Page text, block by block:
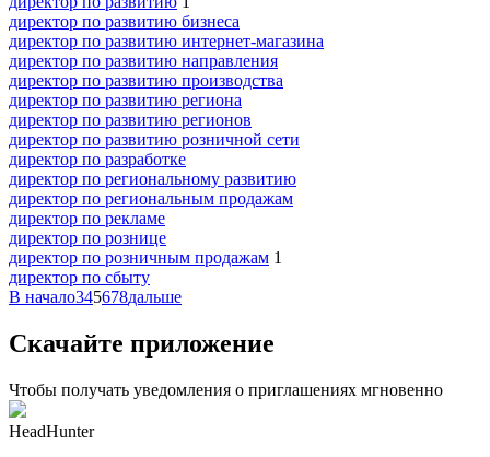
директор по развитию бизнеса
директор по развитию интернет-магазина
директор по развитию направления
директор по развитию производства
директор по развитию региона
директор по развитию регионов
директор по развитию розничной сети
директор по разработке
директор по региональному развитию
директор по региональным продажам
директор по рекламе
директор по рознице
директор по розничным продажам 1
директор по сбыту
В начало345678дальше
Скачайте приложение
Чтобы получать уведомления о приглашениях мгновенно
HeadHunter